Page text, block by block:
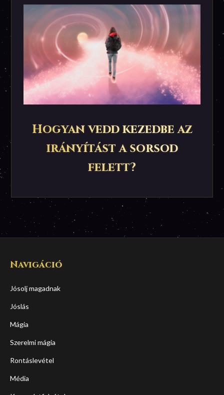
Hogyan vedd kezedbe az
irányítást a sorsod
felett?
Navigáció
Jósolj magadnak
Jóslás
Mágia
Szerelmi mágia
Rontáslevétel
Média